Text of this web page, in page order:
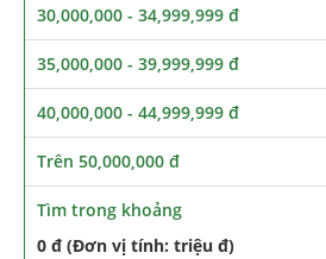
30,000,000 - 34,999,999 đ
35,000,000 - 39,999,999 đ
40,000,000 - 44,999,999 đ
Trên 50,000,000 đ
Tìm trong khoảng
0 đ (Đơn vị tính: triệu đ)